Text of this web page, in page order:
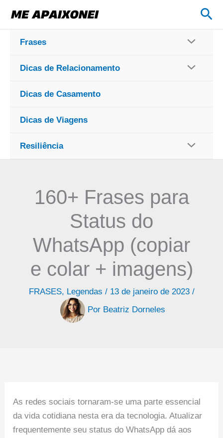
para
conteúdo
Frases
Dicas de Relacionamento
Dicas de Casamento
Dicas de Viagens
Resiliência
160+ Frases para
Status do
WhatsApp (copiar
e colar + imagens)
FRASES, Legendas / 13 de janeiro de 2023 /
Por Beatriz Dorneles
As redes sociais tornaram-se uma parte essencial
da vida cotidiana nesta era da tecnologia. Atualizar
frequentemente seu status do WhatsApp dá aos